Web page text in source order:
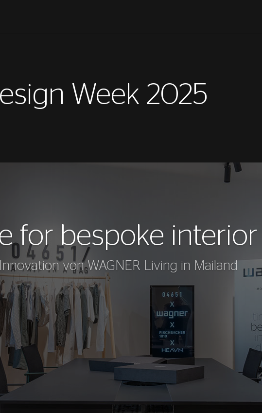
Week 2025
for bespoke
von WAGNER Living in Mailand